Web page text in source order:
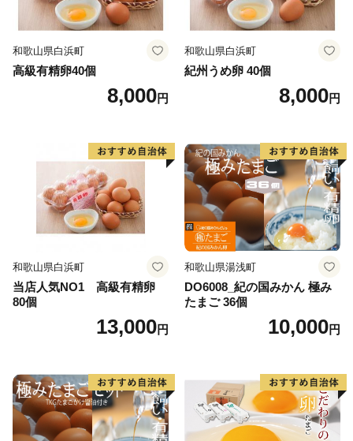
和歌山県白浜町
高級有精卵40個
8,000円
和歌山県白浜町
紀州うめ卵 40個
8,000円
和歌山県白浜町
当店人気NO1 高級有精卵
80個
13,000円
和歌山県湯浅町
DO6008_紀の国みかん 極み
たまご 36個
10,000円